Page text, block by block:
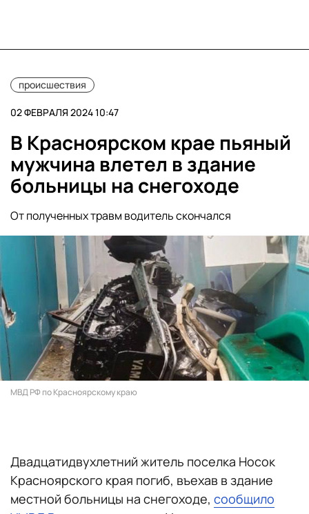
происшествия
02 ФЕВРАЛЯ 2024 10:47
В Красноярском крае пьяный
мужчина влетел в здание
больницы на снегоходе
От полученных травм водитель скончался
МВД РФ по Красноярскому краю
Двадцатидвухлетний житель поселка Носок
Красноярского края погиб, въехав в здание
местной больницы на снегоходе, сообщило